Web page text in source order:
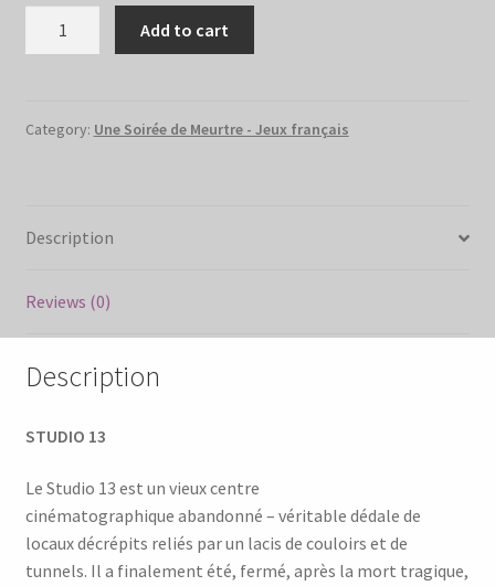
Add to cart
Category: Une Soirée de Meurtre - Jeux français
Description
Reviews (0)
Description
STUDIO 13
Le Studio 13 est un vieux centre
cinématographique abandonné – véritable dédale de
locaux décrépits reliés par un lacis de couloirs et de
tunnels. Il a finalement été, fermé, après la mort tragique,